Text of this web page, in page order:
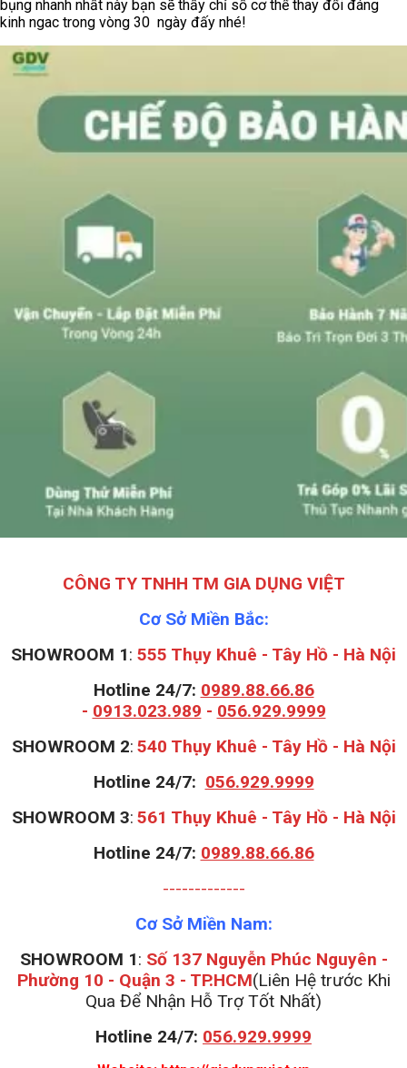
bụng nhanh nhất này bạn sẽ thấy chỉ số cơ thể thay đổi đáng
kinh ngac trong vòng 30 ngày đấy nhé!
CÔNG TY TNHH TM GIA DỤNG VIỆT
Cơ Sở Miền Bắc:
SHOWROOM 1: 555 Thụy Khuê - Tây Hồ - Hà Nội
Hotline 24/7: 0989.88.66.86
- 0913.023.989 - 056.929.9999
SHOWROOM 2: 540 Thụy Khuê - Tây Hồ - Hà Nội
Hotline 24/7: 056.929.9999
SHOWROOM 3: 561 Thụy Khuê - Tây Hồ - Hà Nội
Hotline 24/7: 0989.88.66.86
-------------
Cơ Sở Miền Nam:
SHOWROOM 1: Số 137 Nguyễn Phúc Nguyên -
Phường 10 - Quận 3 - TP.HCM(Liên Hệ trước Khi
Qua Để Nhận Hỗ Trợ Tốt Nhất)
Hotline 24/7: 056.929.9999